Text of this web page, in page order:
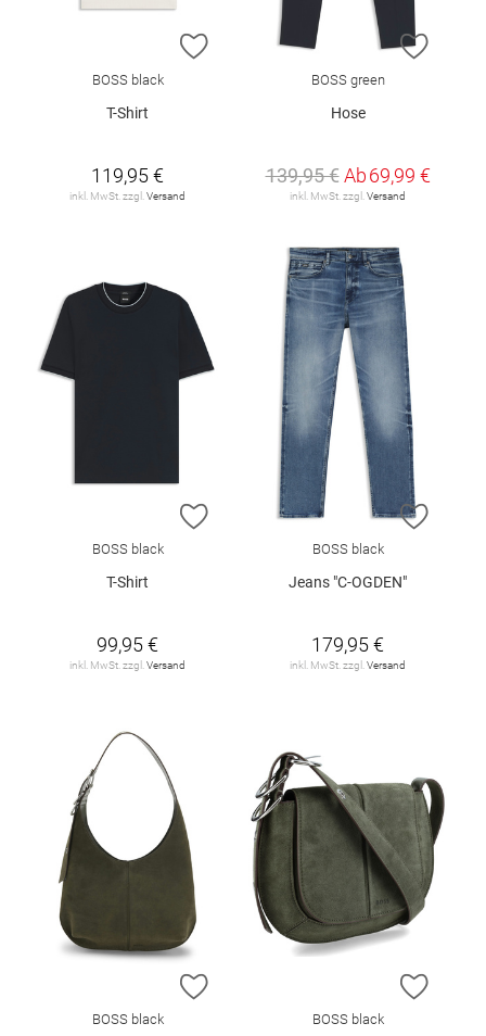
ZUR WUNSCHLISTE HINZUFÜGEN
BOSS black
T-Shirt
119,95 €
inkl. MwSt. zzgl. Versand
ZUR
BOSS green
Hose
139,95 € Ab69,99 €
inkl. MwSt. zzgl. Versand
ZUR WUNSCHLISTE HINZUFÜGEN
BOSS black
T-Shirt
99,95 €
inkl. MwSt. zzgl.Versand
ZUR
BOSS black
Jeans "C-OGDEN"
179,95 €
inkl. MwSt. zzgl.Versand
ZUR WUNSCHLISTE HINZUFÜGEN
BOSS black
ZUR
BOSS black